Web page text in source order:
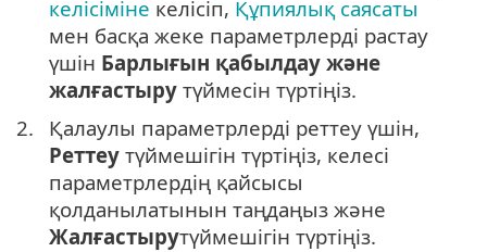
келісіміне келісіп, Құпиялық саясаты
мен басқа жеке параметрлерді растау
үшін Барлығын қабылдау және
жалғастыру түймесін түртіңіз.
2.
Қалаулы параметрлерді реттеу үшін,
Реттеу түймешігін түртіңіз, келесі
параметрлердің қайсысы
қолданылатынын таңдаңыз және
Жалғастырутүймешігін түртіңіз.